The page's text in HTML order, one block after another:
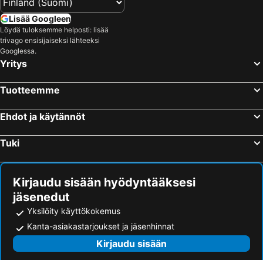
Lisää Googleen
Löydä tuloksemme helposti: lisää
trivago ensisijaiseksi lähteeksi
Googlessa.
Yritys
Tuotteemme
Ehdot ja käytännöt
Tuki
Kirjaudu sisään hyödyntääksesi
jäsenedut
Yksilöity käyttökokemus
Kanta-asiakastarjoukset ja jäsenhinnat
Kirjaudu sisään